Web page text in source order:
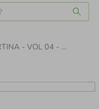
MORTINA - VOL 04 - MORTINA DE FERIAS NO LAGO DO MISTERIO